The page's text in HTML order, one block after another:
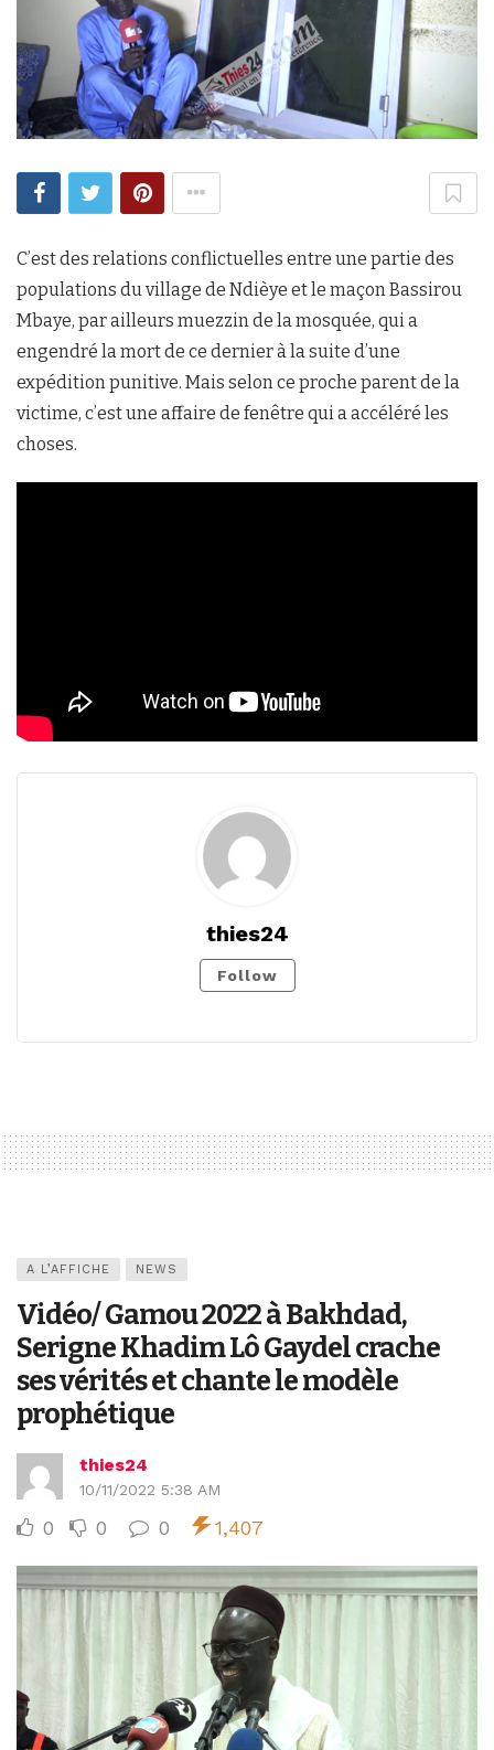
C’est des relations conflictuelles entre une partie des
populations du village de Ndièye et le maçon Bassirou
Mbaye, par ailleurs muezzin de la mosquée, qui a
engendré la mort de ce dernier à la suite d’une
expédition punitive. Mais selon ce proche parent de la
victime, c’est une affaire de fenêtre qui a accéléré les
choses.
thies24
Follow
A L’AFFICHE NEWS
Vidéo/ Gamou 2022 à Bakhdad,
Serigne Khadim Lô Gaydel crache
ses vérités et chante le modèle
prophétique
thies24
10/11/2022 5:38 AM
0 0 0 1,407